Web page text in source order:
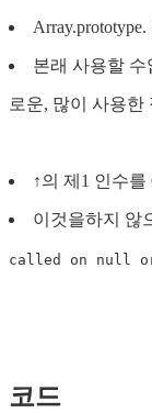
본래 사용할 수
로운, 많이 사용한
↑의 제1 인수를
이것을하지 않
called on null
코드